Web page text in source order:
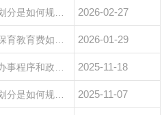
2026-02-27
2026-01-29
2025-11-18
2025-11-07